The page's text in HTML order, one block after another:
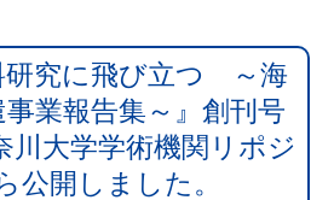
研究に飛び立つ ～海
業報告集～』創刊号
川大学学術機関リポジ
公開しました。